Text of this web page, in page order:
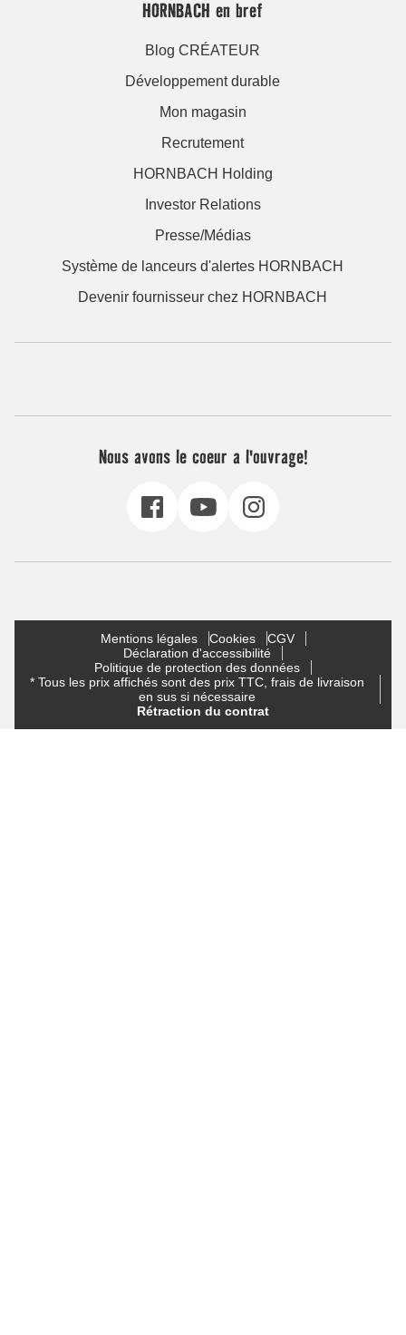
HORNBACH en bref
Blog CRÉATEUR
Développement durable
Mon magasin
Recrutement
HORNBACH Holding
Investor Relations
Presse/Médias
Système de lanceurs d'alertes HORNBACH
Devenir fournisseur chez HORNBACH
Nous avons le coeur a l'ouvrage!
Mentions légales Cookies
CGV
Déclaration d'accessibilité
Politique de protection des données
* Tous les prix affichés sont des prix TTC, frais de livraison
en sus si nécessaire
Rétraction du contrat